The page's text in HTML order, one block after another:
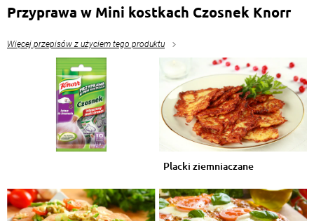
Przyprawa w Mini kostkach Czosnek Knorr
Więcej przepisów z użyciem tego produktu
Placki ziemniaczane